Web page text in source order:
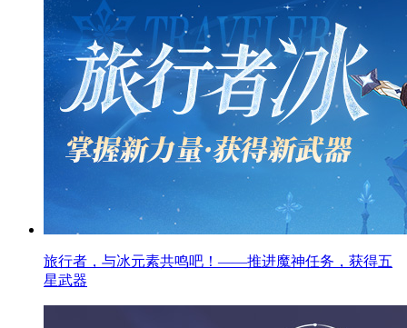
旅行者，与冰元素共鸣吧！——推进魔神任务，获得五
星武器